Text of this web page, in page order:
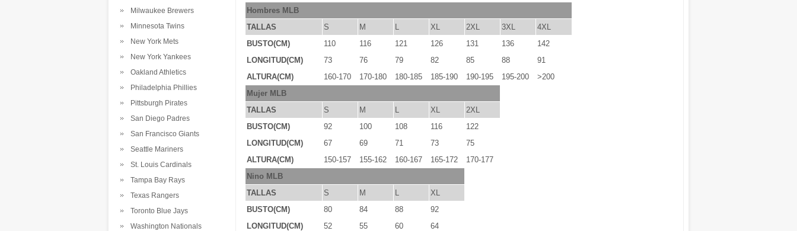
Milwaukee Brewers
Minnesota Twins
New York Mets
New York Yankees
Oakland Athletics
Philadelphia Phillies
Pittsburgh Pirates
San Diego Padres
San Francisco Giants
Seattle Mariners
St. Louis Cardinals
Tampa Bay Rays
Texas Rangers
Toronto Blue Jays
Washington Nationals
Hombres MLB
TALLAS
S M L XL 2XL 3XL
4XL
BUSTO(CM)
110 116 121 126 131 136
142
LONGITUD(CM)
73 76 79 82 85 88
91
ALTURA(CM)
160-170 170-180 180-185 185-190 190-195 195-200
>200
Mujer MLB
TALLAS
S M L XL
2XL
BUSTO(CM)
92 100 108 116
122
LONGITUD(CM)
67 69 71 73
75
ALTURA(CM)
150-157 155-162 160-167 165-172
170-177
Nino MLB
TALLAS
S M L
XL
BUSTO(CM)
80 84 88
92
LONGITUD(CM)
52 55 60
64